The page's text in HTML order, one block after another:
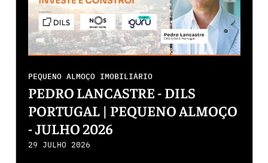
PEQUENO ALMOÇO IMOBILIÁRIO
PEDRO LANCASTRE - DILS
PORTUGAL | PEQUENO ALMOÇO
- JULHO 2026
29 JULHO 2026